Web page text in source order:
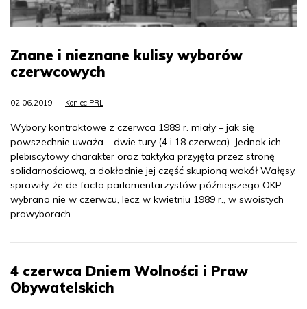
Znane i nieznane kulisy wyborów
czerwcowych
02.06.2019 Koniec PRL
Wybory kontraktowe z czerwca 1989 r. miały – jak się
powszechnie uważa – dwie tury (4 i 18 czerwca). Jednak ich
plebiscytowy charakter oraz taktyka przyjęta przez stronę
solidarnościową, a dokładnie jej część skupioną wokół Wałęsy,
sprawiły, że de facto parlamentarzystów późniejszego OKP
wybrano nie w czerwcu, lecz w kwietniu 1989 r., w swoistych
prawyborach.
4 czerwca Dniem Wolności i Praw
Obywatelskich